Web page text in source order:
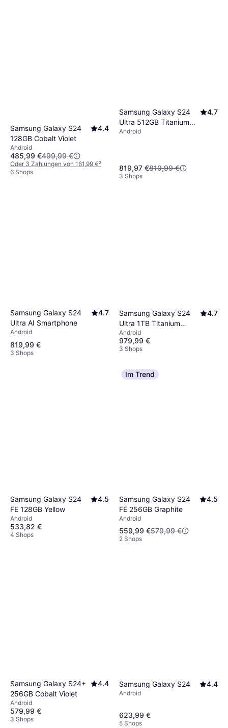
Samsung Galaxy S24
128GB Cobalt Violet
4.4
Android
485,99 €499,99 €
Oder 3 Zahlungen von 161,99 €²
6 Shops
Samsung Galaxy S24
Ultra 512GB Titanium
Violet
4.7
Android
819,97 €819,99 €
3 Shops
Samsung Galaxy S24
Ultra AI Smartphone
4.7
Android
819,99 €
3 Shops
Samsung Galaxy S24
Ultra 1TB Titanium
Black
4.7
Android
979,99 €
3 Shops
Samsung Galaxy S24
FE 128GB Yellow
4.5
Android
533,82 €
4 Shops
Im Trend
Samsung Galaxy S24
FE 256GB Graphite
4.5
Android
559,99 €579,99 €
2 Shops
Samsung Galaxy S24+
256GB Cobalt Violet
4.4
Android
579,99 €
3 Shops
Samsung Galaxy S24 4.4
Android
623,99 €
5 Shops